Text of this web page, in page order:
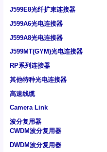
J599E8光纤扩束连接器
J599A6光电连接器
J599A8光电连接器
J599MT(GYM)光电连接器
RP系列连接器
其他特种光电连接器
高速线缆
Camera Link
波分复用器
CWDM波分复用器
DWDM波分复用器